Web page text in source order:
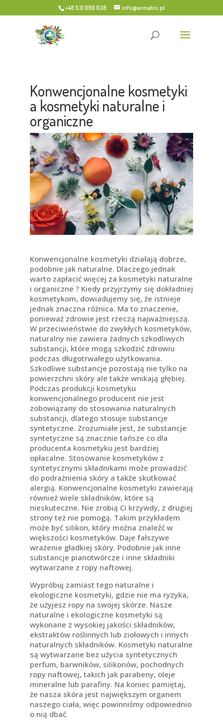
+48 531 090 038 info@annabis.pl
Konwencjonalne kosmetyki
a kosmetyki naturalne i
organiczne
Konwencjonalne kosmetyki działają dobrze,
podobnie jak naturalne. Dlaczego jednak
warto zapłacić więcej za kosmetyki naturalne
i organiczne ? Kiedy przyjrzymy się dokładniej
kosmetykom, dowiadujemy się, że istnieje
jednak znaczna różnica. Ma to znaczenie,
ponieważ zdrowie jest rzeczą najważniejszą.
W przeciwieństwie do zwykłych kosmetyków,
naturalny nie zawiera żadnych szkodliwych
substancji, które mogą szkodzić zdrowiu
podczas długotrwałego użytkowania.
Szkodliwe substancje pozostają nie tylko na
powierzchni skóry ale także wnikają głębiej.
Podczas produkcji kosmetyku
konwencjonalnego producent nie jest
zobowiązany do stosowania naturalnych
substancji, dlatego stosuje substancje
syntetyczne. Zrozumiałe jest, że substancje
syntetyczne są znacznie tańsze co dla
producenta kosmetyku jest bardziej
opłacalne. Stosowanie kosmetyków z
syntetycznymi składnikami może prowadzić
do podrażnienia skóry a także skutkować
alergią. Konwencjonalne kosmetyki zawierają
również wiele składników, które są
nieskuteczne. Nie zrobią Ci krzywdy, z drugiej
strony też nie pomogą. Takim przykładem
może być silikon, który można znaleźć w
większości kosmetyków. Daje fałszywe
wrażenie gładkiej skóry. Podobnie jak inne
substancje pianotwórcze i inne składniki
wytwarzane z ropy naftowej.
Wypróbuj zamiast tego naturalne i
ekologiczne kosmetyki, gdzie nie ma ryzyka,
że ​​użyjesz ropy na swojej skórze. Nasze
naturalne i ekologiczne kosmetyki są
wykonane z wysokiej jakości składników,
ekstraktów roślinnych lub ziołowych i innych
naturalnych składników. Kosmetyki naturalne
są wytwarzane bez użycia syntetycznych
perfum, barwników, silikonów, pochodnych
ropy naftowej, takich jak parabeny, oleje
mineralne lub parafiny. Na koniec pamiętaj,
że nasza skóra jest największym organem
naszego ciała, więc powinniśmy odpowiednio
o nią dbać.